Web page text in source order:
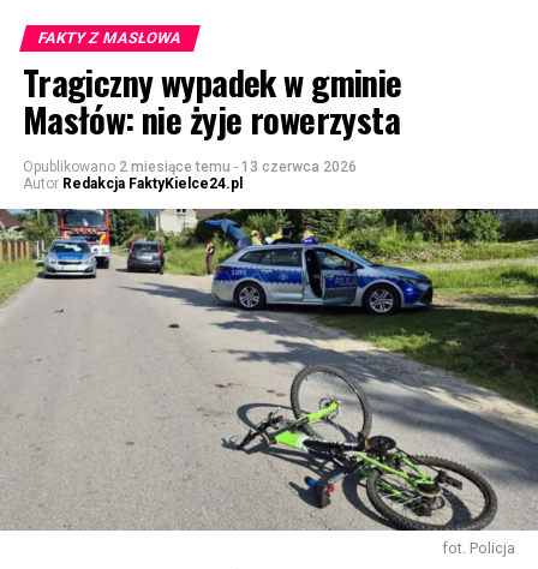
FAKTY Z MASŁOWA
Tragiczny wypadek w gminie
Masłów: nie żyje rowerzysta
Opublikowano 2 miesiące temu - 13 czerwca 2026
Autor Redakcja FaktyKielce24.pl
fot. Policja